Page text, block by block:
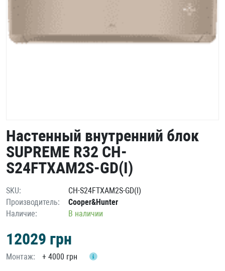
Настенный внутренний блок
SUPREME R32 CH-
S24FTXAM2S-GD(I)
SKU:
CH-S24FTXAM2S-GD(I)
Производитель:
Cooper&Hunter
Наличие:
В наличии
12029 грн
Монтаж: + 4000 грн